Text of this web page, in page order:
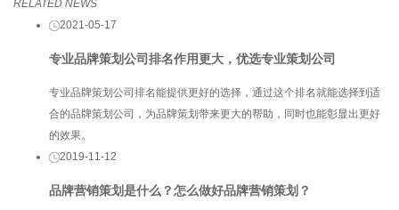
RELATED NEWS
2021-05-17
专业品牌策划公司排名作用更大，优选专业策划公司
专业品牌策划公司排名能提供更好的选择，通过这个排名就能选择到适
合的品牌策划公司，为品牌策划带来更大的帮助，同时也能彰显出更好
的效果。
2019-11-12
品牌营销策划是什么？怎么做好品牌营销策划？